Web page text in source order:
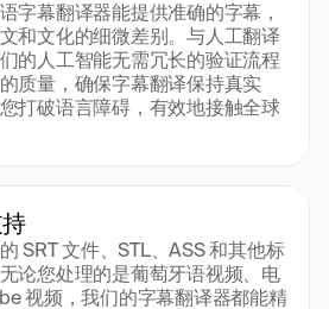
字幕翻译器能提供准确的字幕，
和文化的细微差别。与人工翻译
的人工智能无需冗长的验证流程
质量，确保字幕翻译保持真实
打破语言障碍，有效地接触全球
SRT 文件、STL、ASS 和其他标
论您处理的是葡萄牙语视频、电
视频，我们的字幕翻译器都能精